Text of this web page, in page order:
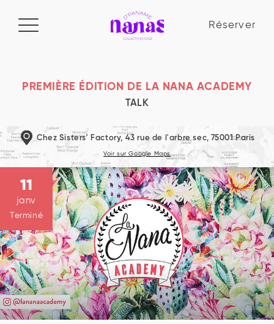
Réserver
Réserver
Manifeste
La Nana Academy
Blog
PREMIÈRE ÉDITION DE LA NANA ACADEMY
TALK
Chez Sisters' Factory, 43 rue de l'arbre sec, 75001 Paris
Voir sur Google Maps
11
janv
Terminé